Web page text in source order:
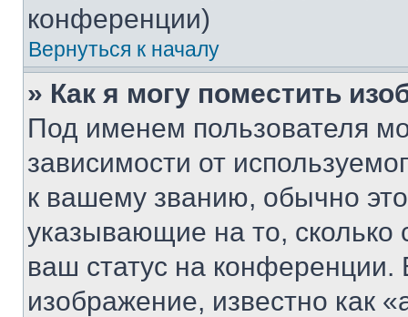
конференции)
Вернуться к началу
» Как я могу поместить
Под именем пользователя
зависимости от
к вашему званию, обычно это
указывающие на то,
ваш статус на
изображение, известно как